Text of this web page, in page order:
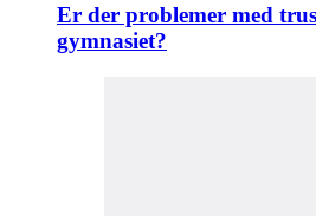
Er der problemer med
gymnasiet?